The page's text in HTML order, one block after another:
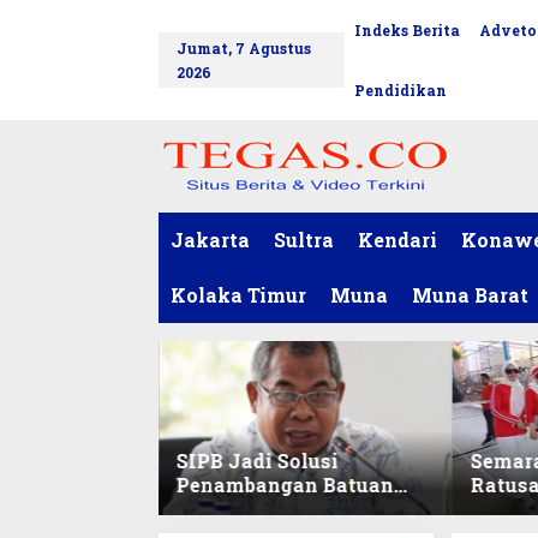
Jumat, 7 Agustus
2026
Indeks Berita
Pendidikan
Jakarta Sultra Kendari
Kolaka Timur Muna Muna Barat
SIPB Jadi Solusi
Penambangan Batuan
Komoditas ex-Golongan